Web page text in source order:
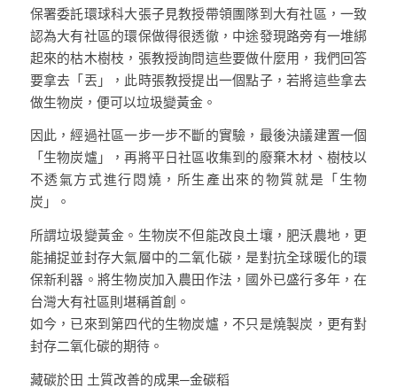
保署委託環球科大張子見教授帶領團隊到大有社區，一致
認為大有社區的環保做得很透徹，中途發現路旁有一堆綁
起來的枯木樹枝，張教授詢問這些要做什麼用，我們回答
要拿去「丟」，此時張教授提出一個點子，若將這些拿去
做生物炭，便可以垃圾變黃金。
因此，經過社區一步一步不斷的實驗，最後決議建置一個
「生物炭爐」，再將平日社區收集到的廢棄木材、樹枝以
不透氣方式進行悶燒，所生產出來的物質就是「生物
炭」。
所謂垃圾變黃金。生物炭不但能改良土壤，肥沃農地，更
能捕捉並封存大氣層中的二氧化碳，是對抗全球暖化的環
保新利器。將生物炭加入農田作法，國外已盛行多年，在
台灣大有社區則堪稱首創。
如今，已來到第四代的生物炭爐，不只是燒製炭，更有對
封存二氧化碳的期待。
藏碳於田 土質改善的成果─金碳稻